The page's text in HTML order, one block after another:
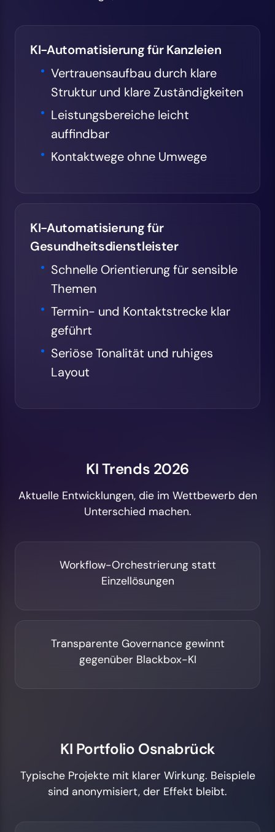
KI-Automatisierung für Kanzleien
Vertrauensaufbau durch klare
Struktur und klare Zuständigkeiten
Leistungsbereiche leicht
auffindbar
Kontaktwege ohne Umwege
KI-Automatisierung für
Gesundheitsdienstleister
Schnelle Orientierung für sensible
Themen
Termin- und Kontaktstrecke klar
geführt
Seriöse Tonalität und ruhiges
Layout
KI Trends 2026
Aktuelle Entwicklungen, die im Wettbewerb den
Unterschied machen.
Workflow-Orchestrierung statt
Einzellösungen
Transparente Governance gewinnt
gegenüber Blackbox-KI
KI Portfolio Osnabrück
Typische Projekte mit klarer Wirkung. Beispiele
sind anonymisiert, der Effekt bleibt.